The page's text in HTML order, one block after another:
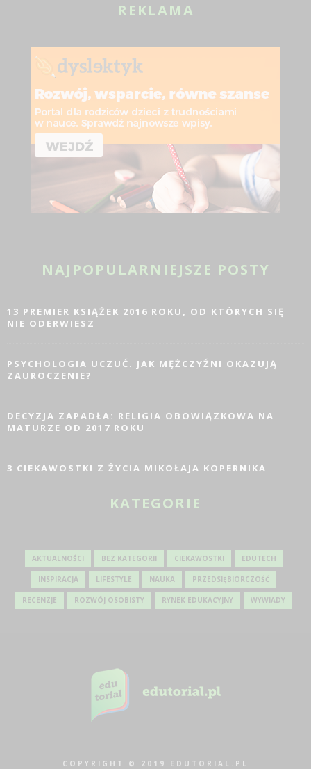
REKLAMA
NAJPOPULARNIEJSZE POSTY
13 PREMIER KSIĄŻEK 2016 ROKU, OD KTÓRYCH SIĘ
NIE ODERWIESZ
PSYCHOLOGIA UCZUĆ. JAK MĘŻCZYŹNI OKAZUJĄ
ZAUROCZENIE?
DECYZJA ZAPADŁA: RELIGIA OBOWIĄZKOWA NA
MATURZE OD 2017 ROKU
3 CIEKAWOSTKI Z ŻYCIA MIKOŁAJA KOPERNIKA
KATEGORIE
AKTUALNOŚCI BEZ KATEGORII CIEKAWOSTKI EDUTECH
INSPIRACJA LIFESTYLE NAUKA PRZEDSIĘBIORCZOŚĆ
RECENZJE ROZWÓJ OSOBISTY RYNEK EDUKACYJNY WYWIADY
COPYRIGHT © 2019 EDUTORIAL.PL